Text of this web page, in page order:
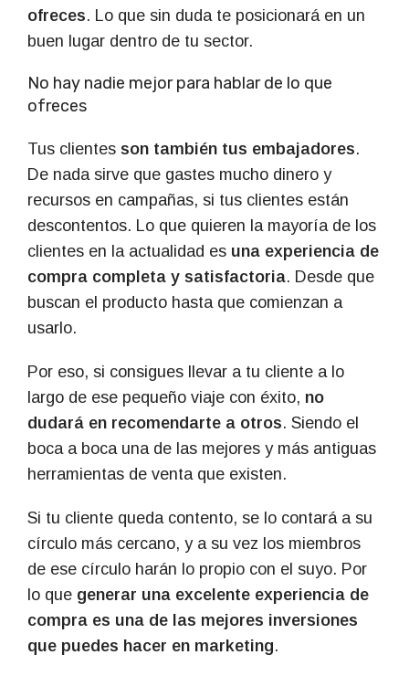
ofreces. Lo que sin duda te posicionará en un
buen lugar dentro de tu sector.
No hay nadie mejor para hablar de lo que
ofreces
Tus clientes son también tus embajadores.
De nada sirve que gastes mucho dinero y
recursos en campañas, si tus clientes están
descontentos. Lo que quieren la mayoría de los
clientes en la actualidad es una experiencia de
compra completa y satisfactoria. Desde que
buscan el producto hasta que comienzan a
usarlo.
Por eso, si consigues llevar a tu cliente a lo
largo de ese pequeño viaje con éxito, no
dudará en recomendarte a otros. Siendo el
boca a boca una de las mejores y más antiguas
herramientas de venta que existen.
Si tu cliente queda contento, se lo contará a su
círculo más cercano, y a su vez los miembros
de ese círculo harán lo propio con el suyo. Por
lo que generar una excelente experiencia de
compra es una de las mejores inversiones
que puedes hacer en marketing.